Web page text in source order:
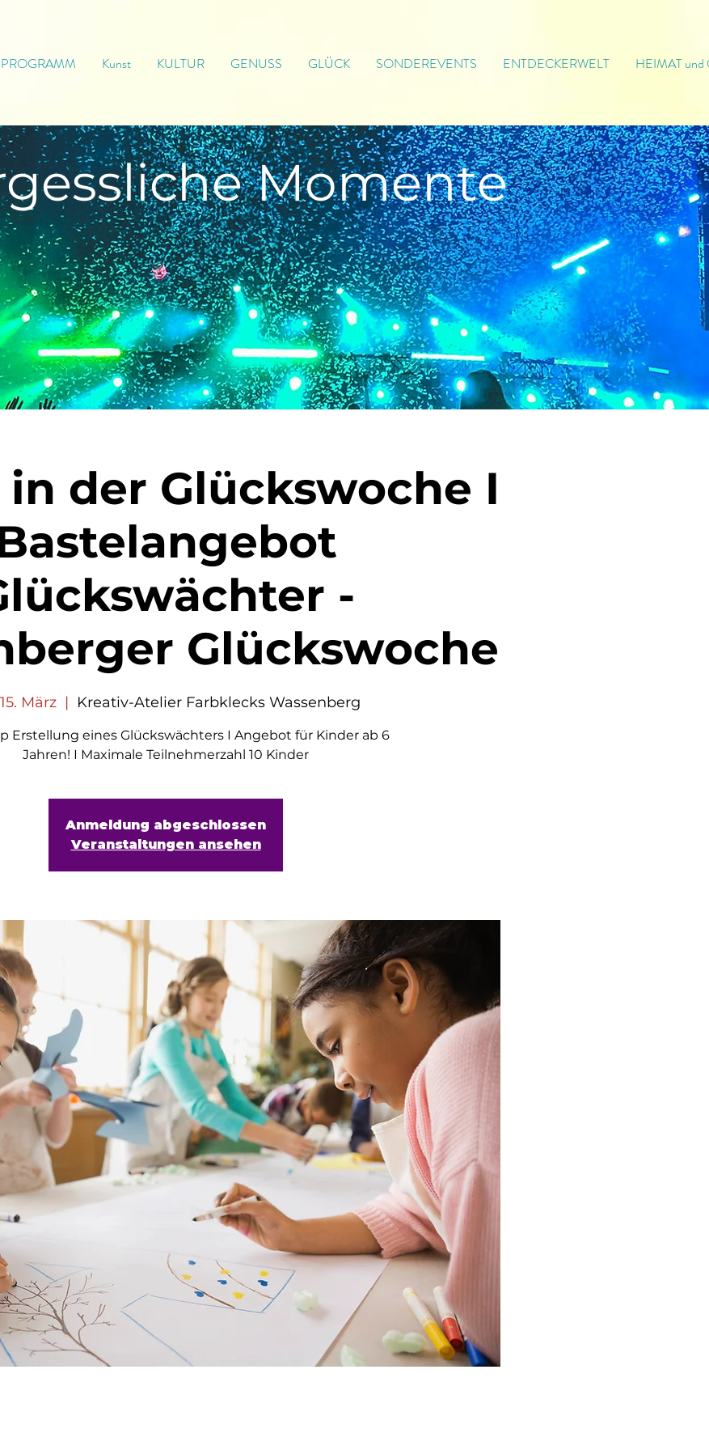
Kunst KULTUR GENUSS GLÜCK SONDEREVENTS ENTDECKERWELT HEIMAT
Momente
der Glückswoche I
-
Glückswoche
März
  |
Kreativ-Atelier Farbklecks Wassenberg
Erstellung eines Glückswächters I Angebot für Kinder ab 6
Jahren! I Maximale Teilnehmerzahl 10 Kinder
Anmeldung abgeschlossen
Veranstaltungen ansehen